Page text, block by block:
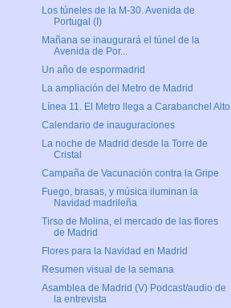
Los túneles de la M-30. Avenida de
Portugal (I)
Mañana se inaugurará el túnel de la
Avenida de Por...
Un año de espormadrid
La ampliación del Metro de Madrid
Línea 11. El Metro llega a Carabanchel Alto
Calendario de inauguraciones
La noche de Madrid desde la Torre de
Cristal
Campaña de Vacunación contra la Gripe
Fuego, brasas, y música iluminan la
Navidad madrileña
Tirso de Molina, el mercado de las flores
de Madrid
Flores para la Navidad en Madrid
Resumen visual de la semana
Asamblea de Madrid (V) Podcast/audio de
la entrevista